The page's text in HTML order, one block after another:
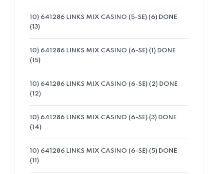
10) 641286 LINKS MIX CASINO (5-SE) (6) DONE
(13)
10) 641286 LINKS MIX CASINO (6-SE) (1) DONE
(15)
10) 641286 LINKS MIX CASINO (6-SE) (2) DONE
(12)
10) 641286 LINKS MIX CASINO (6-SE) (3) DONE
(14)
10) 641286 LINKS MIX CASINO (6-SE) (5) DONE
(11)